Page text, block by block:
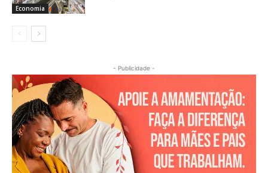
Economia
- Publicidade -